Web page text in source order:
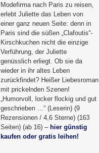
Modefirma nach Paris zu reisen,
erlebt Juliette das Leben von
einer ganz neuen Seite: denn in
Paris sind die süßen „Clafoutis“-
Kirschkuchen nicht die einzige
Verführung, der Juliette
genüsslich erliegt. Ob sie da
wieder in ihr altes Leben
zurückfindet? Heißer Liebesroman
mit prickelnden Szenen!
„Humorvoll, locker flockig und gut
geschrieben …“ (Leserin) (9
Rezensionen / 4,6 Sterne) (163
Seiten) (ab 16) – hier günstig
kaufen oder gratis leihen!